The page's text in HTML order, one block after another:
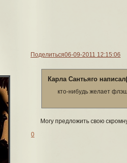
Поделиться06-09-2011 12:15:06
Карла Сантьяго
кто-нибудь желает
Могу предложить свою
0